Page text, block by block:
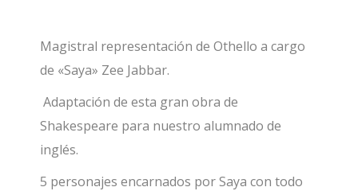
Magistral representación de Othello a cargo
de «Saya» Zee Jabbar.
Adaptación de esta gran obra de
Shakespeare para nuestro alumnado de
inglés.
5 personajes encarnados por Saya con todo